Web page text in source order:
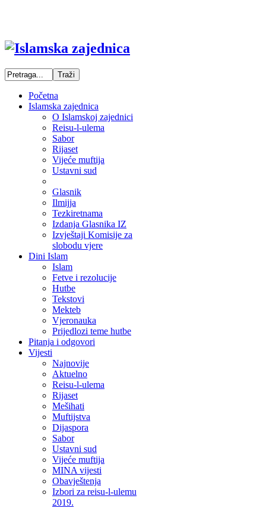
Početna
Islamska zajednica
O Islamskoj zajednici
Reisu-l-ulema
Sabor
Rijaset
Vijeće muftija
Ustavni sud
Glasnik
Ilmijja
Tezkiretnama
Izdanja Glasnika IZ
Izvještaji Komisije za
slobodu vjere
Dini Islam
Islam
Fetve i rezolucije
Hutbe
Tekstovi
Mekteb
Vjeronauka
Prijedlozi teme hutbe
Pitanja i odgovori
Vijesti
Najnovije
Aktuelno
Reisu-l-ulema
Rijaset
Mešihati
Muftijstva
Dijaspora
Sabor
Ustavni sud
Vijeće muftija
MINA vijesti
Obavještenja
Izbori za reisu-l-ulemu
2019.